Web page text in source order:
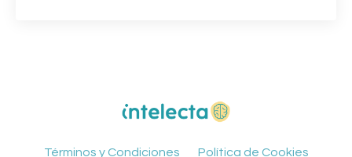
Términos y Condiciones Política de Cookies